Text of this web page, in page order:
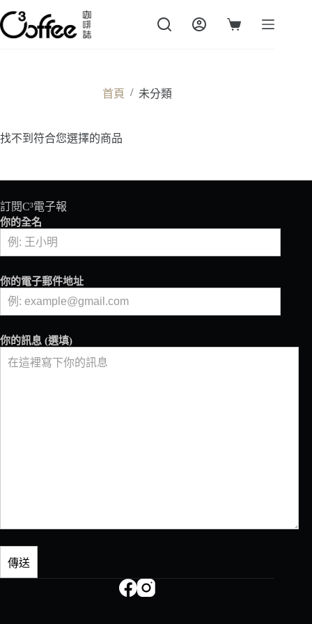
跳
至
主
購
首頁 / 未分類
找不到符合您選擇的商品
訂閱C³電子報
你的全名
你的電子郵件地址
你的訊息 (選填)